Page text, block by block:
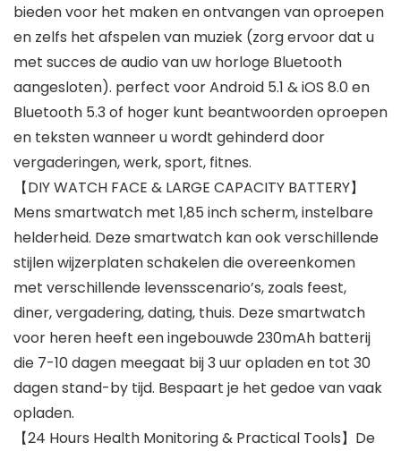
bieden voor het maken en ontvangen van oproepen
en zelfs het afspelen van muziek (zorg ervoor dat u
met succes de audio van uw horloge Bluetooth
aangesloten). perfect voor Android 5.1 & iOS 8.0 en
Bluetooth 5.3 of hoger kunt beantwoorden oproepen
en teksten wanneer u wordt gehinderd door
vergaderingen, werk, sport, fitnes.
【DIY WATCH FACE & LARGE CAPACITY BATTERY】
Mens smartwatch met 1,85 inch scherm, instelbare
helderheid. Deze smartwatch kan ook verschillende
stijlen wijzerplaten schakelen die overeenkomen
met verschillende levensscenario’s, zoals feest,
diner, vergadering, dating, thuis. Deze smartwatch
voor heren heeft een ingebouwde 230mAh batterij
die 7-10 dagen meegaat bij 3 uur opladen en tot 30
dagen stand-by tijd. Bespaart je het gedoe van vaak
opladen.
【24 Hours Health Monitoring & Practical Tools】De